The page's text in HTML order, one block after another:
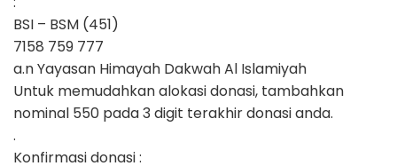
BSI – BSM (451)
7158 759 777
a.n Yayasan Himayah Dakwah Al Islamiyah
Untuk memudahkan alokasi donasi, tambahkan
nominal 550 pada 3 digit terakhir donasi anda.
.
Konfirmasi donasi :